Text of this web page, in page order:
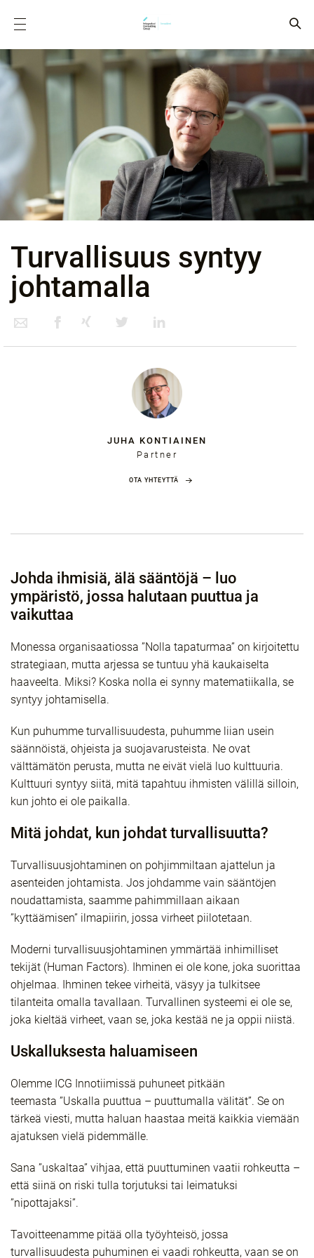
Turvallisuus syntyy
johtamalla
JUHA KONTIAINEN
Partner
OTA YHTEYTTÄ
Johda ihmisiä, älä sääntöjä – luo
ympäristö, jossa halutaan puuttua ja
vaikuttaa
Monessa organisaatiossa ”Nolla tapaturmaa” on kirjoitettu
strategiaan, mutta arjessa se tuntuu yhä kaukaiselta
haaveelta. Miksi? Koska nolla ei synny matematiikalla, se
syntyy johtamisella.
Kun puhumme turvallisuudesta, puhumme liian usein
säännöistä, ohjeista ja suojavarusteista. Ne ovat
välttämätön perusta, mutta ne eivät vielä luo kulttuuria.
Kulttuuri syntyy siitä, mitä tapahtuu ihmisten välillä silloin,
kun johto ei ole paikalla.
Mitä johdat, kun johdat turvallisuutta?
Turvallisuusjohtaminen on pohjimmiltaan ajattelun ja
asenteiden johtamista. Jos johdamme vain sääntöjen
noudattamista, saamme pahimmillaan aikaan
”kyttäämisen” ilmapiirin, jossa virheet piilotetaan.
Moderni turvallisuusjohtaminen ymmärtää inhimilliset
tekijät (Human Factors). Ihminen ei ole kone, joka suorittaa
ohjelmaa. Ihminen tekee virheitä, väsyy ja tulkitsee
tilanteita omalla tavallaan. Turvallinen systeemi ei ole se,
joka kieltää virheet, vaan se, joka kestää ne ja oppii niistä.
Uskalluksesta haluamiseen
Olemme ICG Innotiimissä puhuneet pitkään
teemasta ”Uskalla puuttua – puuttumalla välität”. Se on
tärkeä viesti, mutta haluan haastaa meitä kaikkia viemään
ajatuksen vielä pidemmälle.
Sana ”uskaltaa” vihjaa, että puuttuminen vaatii rohkeutta –
että siinä on riski tulla torjutuksi tai leimatuksi
”nipottajaksi”.
Tavoitteenamme pitää olla työyhteisö, jossa
turvallisuudesta puhuminen ei vaadi rohkeutta, vaan se on